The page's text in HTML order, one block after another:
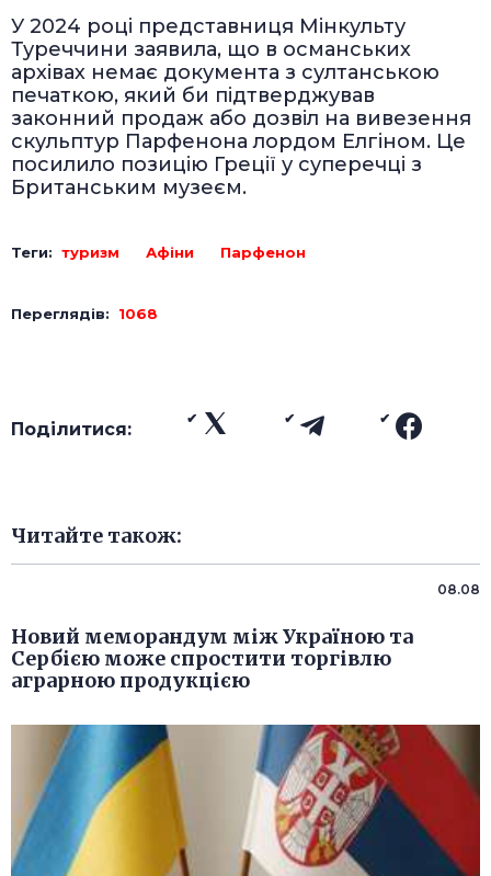
У 2024 році представниця Мінкульту
Туреччини заявила, що в османських
архівах немає документа з султанською
печаткою, який би підтверджував
законний продаж або дозвіл на вивезення
скульптур Парфенона лордом Елгіном. Це
посилило позицію Греції у суперечці з
Британським музеєм.
Теги: туризм Афіни Парфенон
Переглядів: 1068
Поділитися:
Читайте також:
08.08
Новий меморандум між Україною та
Сербією може спростити торгівлю
аграрною продукцією